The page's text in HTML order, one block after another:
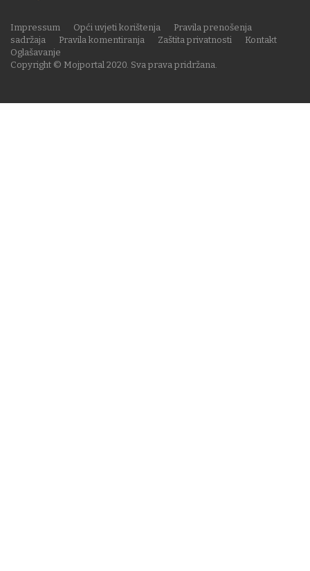
Copyright © Mojportal 2020. Sva prava pridržana.
Impressum Opći uvjeti korištenja
Pravila prenošenja
sadržaja
Pravila komentiranja Zaštita privatnosti
Kontakt
Oglašavanje